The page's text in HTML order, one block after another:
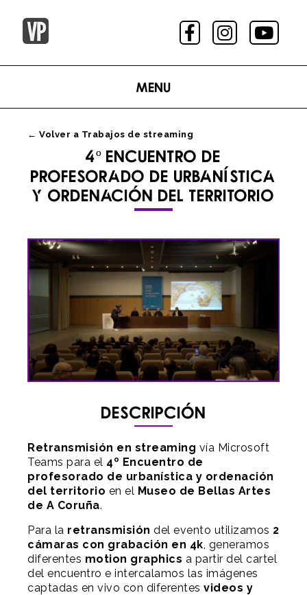
Menu
← Volver a Trabajos de streaming
4º ENCUENTRO DE
PROFESORADO DE URBANÍSTICA
Y ORDENACIÓN DEL TERRITORIO
Descripción
Retransmisión en streaming vía Microsoft
Teams para el 4º Encuentro de
profesorado de urbanística y ordenación
del territorio en el Museo de Bellas Artes
de A Coruña.
Para la retransmisión del evento utilizamos 2
cámaras con grabación en 4k, generamos
diferentes motion graphics a partir del cartel
del encuentro e intercalamos las imágenes
captadas en vivo con diferentes videos y